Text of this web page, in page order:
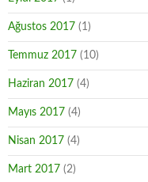
Ağustos 2017 (1)
Temmuz 2017 (10)
Haziran 2017 (4)
Mayıs 2017 (4)
Nisan 2017 (4)
Mart 2017 (2)